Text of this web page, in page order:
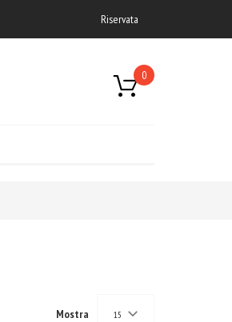
Riservata
0
Mostra 15